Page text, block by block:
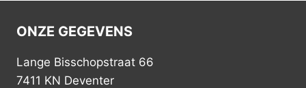
ONZE GEGEVENS
Lange Bisschopstraat 66
7411 KN Deventer